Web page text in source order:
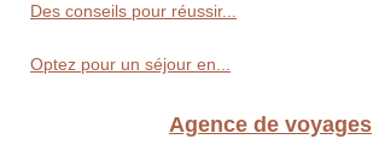
Des conseils pour réussir...
Optez pour un séjour en...
Agence de voyages